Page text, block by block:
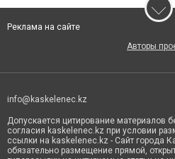
Реклама на сайте
Авторы
info@kaskelenec.kz
Допускается цитирование материалов
согласия kaskelenec.kz при условии
ссылки на kaskelenec.kz - Сайт города
обязательно размещение прямой,